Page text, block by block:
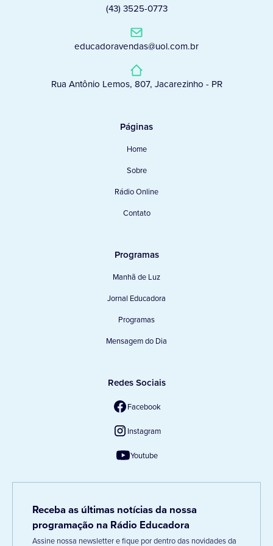
(43) 3525-0773
educadoravendas@uol.com.br
Rua Antônio Lemos, 807, Jacarezinho - PR
Páginas
Home
Sobre
Rádio Online
Contato
Programas
Manhã de Luz
Jornal Educadora
Programas
Mensagem do Dia
Redes Sociais
Facebook
Instagram
Youtube
Receba as últimas notícias da nossa
programação na Rádio Educadora
Assine nossa newsletter e fique por dentro das novidades da